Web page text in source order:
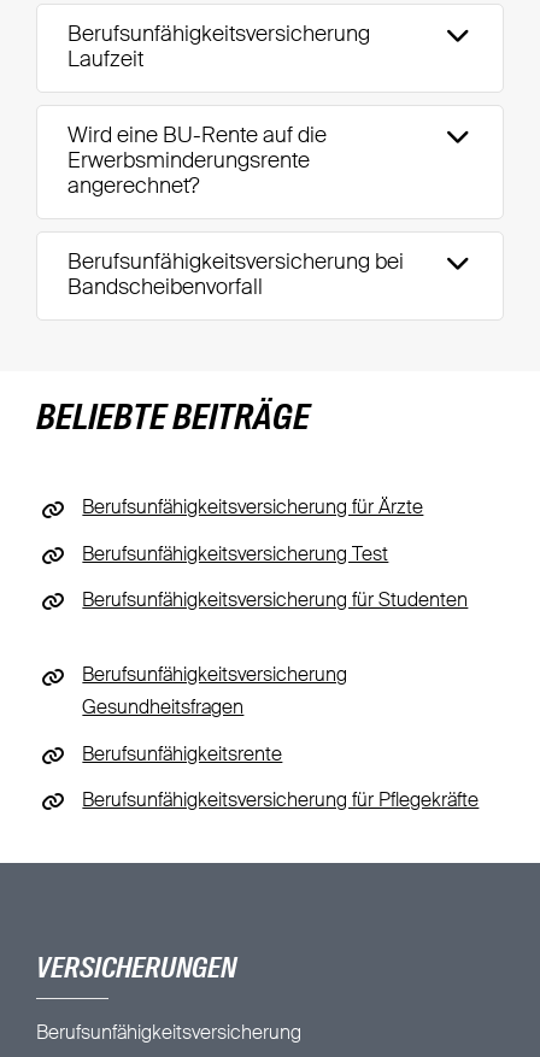
Berufsunfähigkeitsversicherung
Laufzeit
Wird eine BU-Rente auf die
Erwerbsminderungsrente
angerechnet?
Berufsunfähigkeitsversicherung bei
Bandscheibenvorfall
BELIEBTE BEITRÄGE
Berufsunfähigkeitsversicherung für Ärzte
Berufsunfähigkeitsversicherung Test
Berufsunfähigkeitsversicherung für Studenten
Berufsunfähigkeitsversicherung
Gesundheitsfragen
Berufsunfähigkeitsrente
Berufsunfähigkeitsversicherung für Pflegekräfte
VERSICHERUNGEN
Berufsunfähigkeitsversicherung